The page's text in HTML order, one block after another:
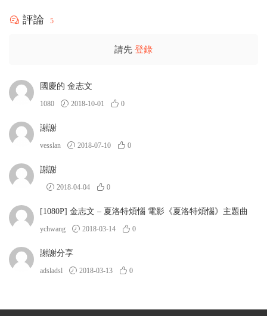
評論 5
請先 登錄
國慶的 金志文
1080 2018-10-01 0
謝謝
vesslan 2018-07-10 0
謝謝
2018-04-04 0
[1080P] 金志文 – 夏洛特煩惱 電影《夏洛特煩惱》主題曲
ychwang 2018-03-14 0
謝謝分享
adsladsl 2018-03-13 0